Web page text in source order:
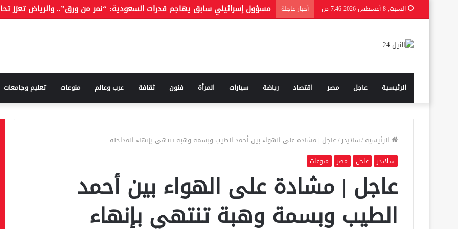
السبت, 8 أغسطس 2026 7:46 ص أخبار عاجلة
الرئيسية عاجل مصر اقتصاد رياضة سيارات المرأة فنون ثقافة عرب وعالم منوعات تعليم وجامعات
الرئيسية/سلايدر/عاجل | مشادة على الهواء بين أحمد الطيب وبسمة وهبة تنتهي بإنهاء المداخلة
سلايدر عاجل مصر منوعات
عاجل | مشادة على الهواء بين أحمد
الطيب وبسمة وهبة تنتهي بإنهاء